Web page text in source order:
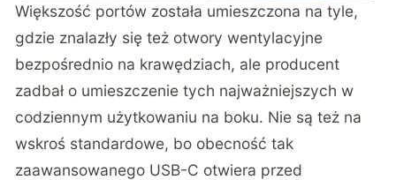
Większość portów została umieszczona na tyle,
gdzie znalazły się też otwory wentylacyjne
bezpośrednio na krawędziach, ale producent
zadbał o umieszczenie tych najważniejszych w
codziennym użytkowaniu na boku. Nie są też na
wskroś standardowe, bo obecność tak
zaawansowanego USB-C otwiera przed